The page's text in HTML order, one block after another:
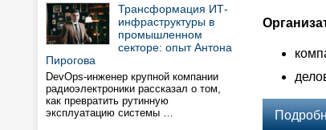
Трансформация ИТ-
инфраструктуры в
промышленном
секторе: опыт Антона
Пирогова
DevOps-инженер крупной компании
радиоэлектроники рассказал о том,
как превратить рутинную
эксплуатацию системы …